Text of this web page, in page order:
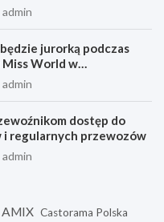
admin
jurorką podczas
World w
się projektom
admin
dostęp do
regularnych przewozów
admin
AMIX Castorama Polska